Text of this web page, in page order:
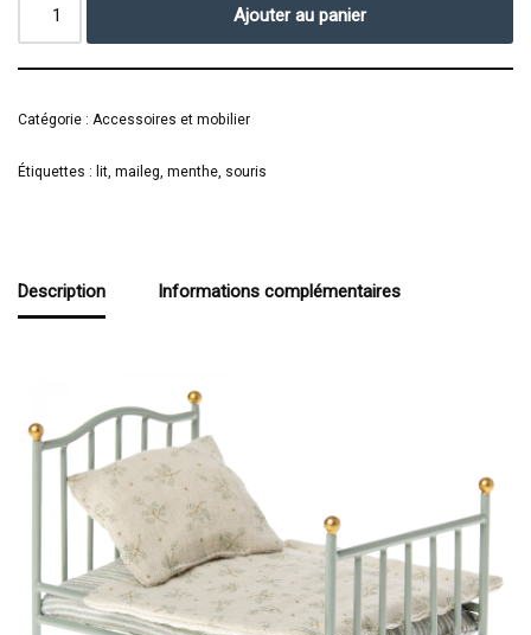
Ajouter au panier
Catégorie : Accessoires et mobilier
Étiquettes : lit, maileg, menthe, souris
Description Informations complémentaires